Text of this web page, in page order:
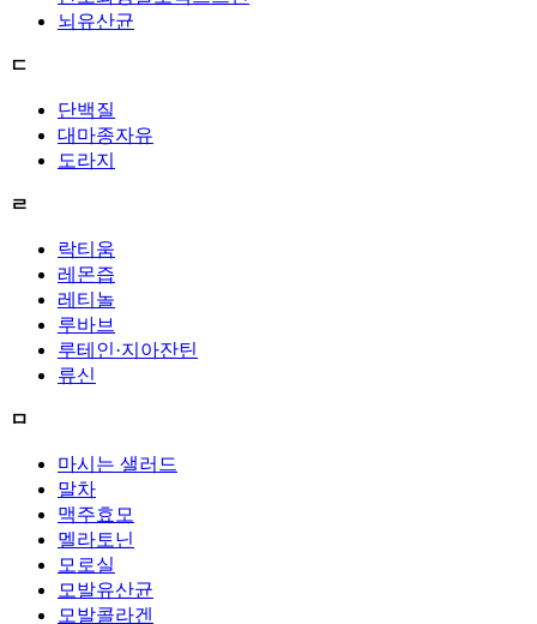
뇌유산균
ㄷ
단백질
대마종자유
도라지
ㄹ
락티움
레몬즙
레티놀
루바브
루테인·지아잔틴
류신
ㅁ
마시는 샐러드
말차
맥주효모
멜라토닌
모로실
모발유산균
모발콜라겐